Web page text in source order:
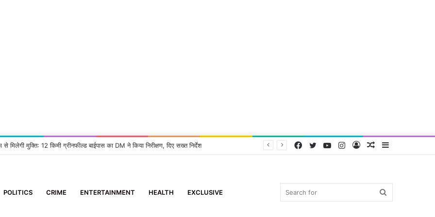
फोन झपटने वाला स्नैचर गिरफ्तार
Random
Log
Instagram
YouTube
Twitter
Facebook
POLITICS CRIME ENTERTAINMENT HEALTH EXCLUSIVE